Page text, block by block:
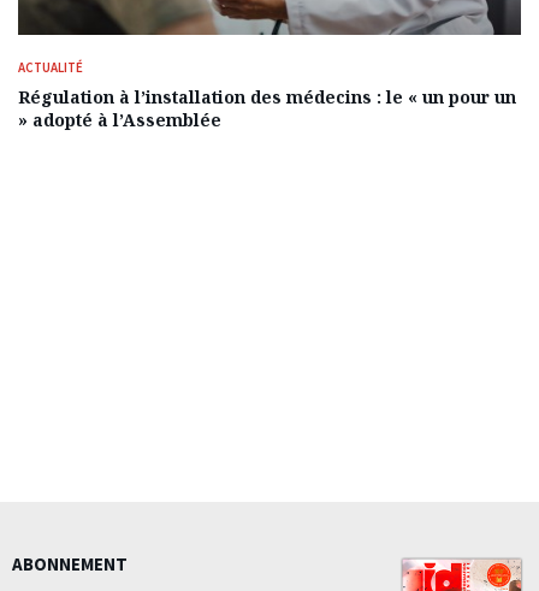
ACTUALITÉ
Régulation à l’installation des médecins : le « un pour un
» adopté à l’Assemblée
ABONNEMENT